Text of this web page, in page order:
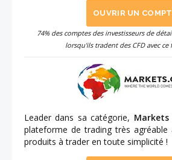
OUVRIR UN
74% des comptes des investisseurs de
lorsqu'ils tradent des CFD avec ce
Leader dans sa catégorie, Markets
plateforme de trading très agréable
produits à trader en toute simplicité !